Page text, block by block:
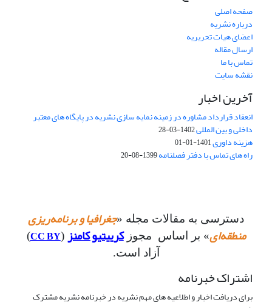
صفحه اصلی
درباره نشریه
اعضای هیات تحریریه
ارسال مقاله
تماس با ما
نقشه سایت
آخرین اخبار
انعقاد قرارداد مشاوره در زمینه نمایه سازی نشریه در پایگاه های معتبر
داخلی و بین المللی1402-03-28
هزینه داوری1401-01-01
راه های تماس با دفتر فصلنامه1399-08-20
دسترسی به مقالات مجله «جغرافیا و برنامه‌ریزی
منطقه‌ای» بر اساس مجوزکرییتیو کامنز (
CC BY
)
آزاد است.
اشتراک خبرنامه
برای دریافت اخبار و اطلاعیه های مهم نشریه در خبرنامه نشریه مشترک